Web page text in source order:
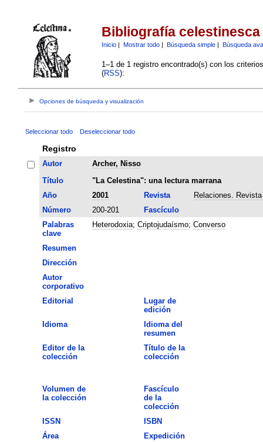
Bibliografía celestinesca
Inicio| Mostrar todo| Búsqueda simple| Búsqueda
1–1 de 1 registro encontrado(s) con los
(RSS):
Opciones de búsqueda y visualización
Seleccionar todo Deseleccionar todo
Registro
Autor
Archer, Nisso
Título
"La Celestina": una lectura marrana
Año
2001 Revista
Relaciones.
Número
200-201
Fascículo
Palabras
clave
Heterodoxia; Criptojudaísmo; Converso
Resumen
Dirección
Autor
corporativo
Editorial
Lugar de
edición
Idioma
Idioma del
resumen
Editor de la
colección
Título de la
colección
Volumen de
la colección
Fascículo
de la
colección
ISSN
ISBN
Área
Expedición